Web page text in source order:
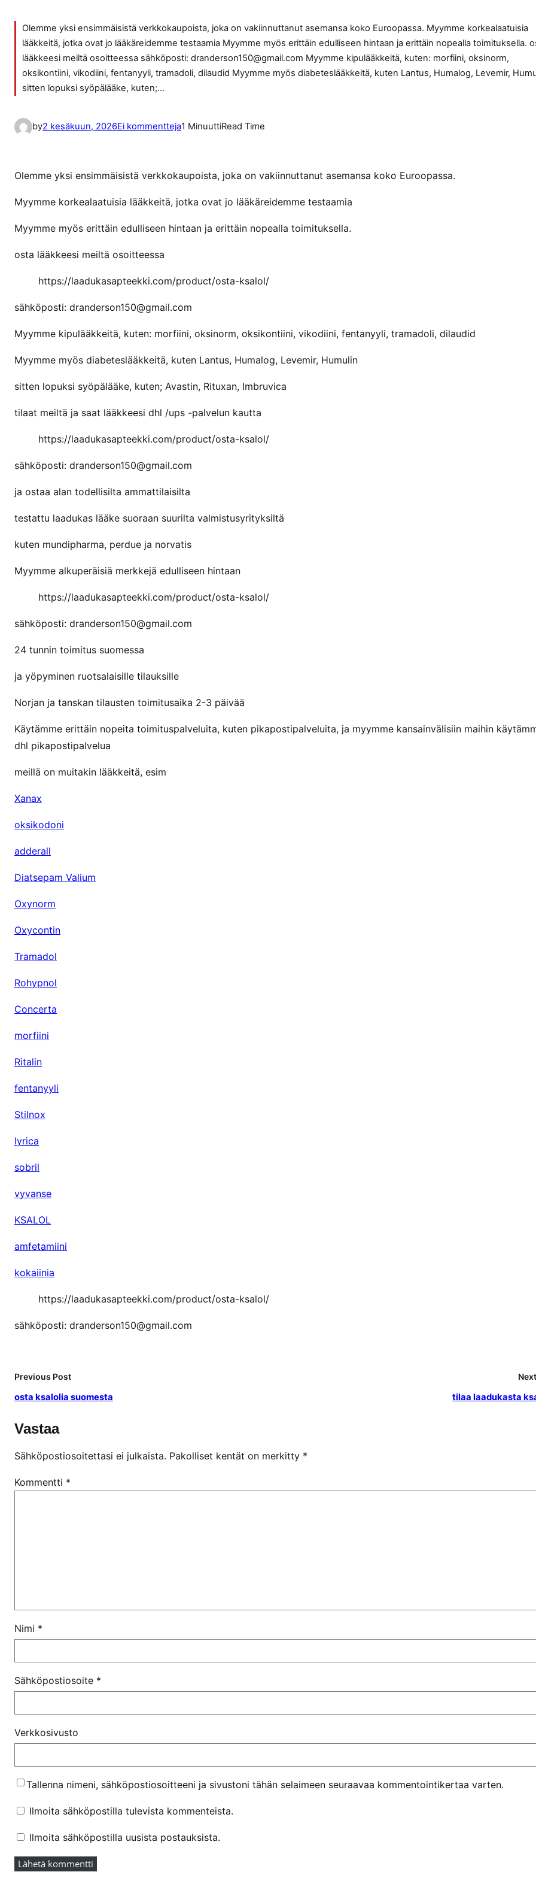
Olemme yksi ensimmäisistä verkkokaupoista, joka on vakiinnuttanut asemansa koko Euroopassa. Myymme korkealaatuisia
lääkkeitä, jotka ovat jo lääkäreidemme testaamia Myymme myös erittäin edulliseen hintaan ja erittäin nopealla toimituksella.
lääkkeesi meiltä osoitteessa sähköposti: dranderson150@gmail.com Myymme kipulääkkeitä, kuten: morfiini, oksinorm,
oksikontiini, vikodiini, fentanyyli, tramadoli, dilaudid Myymme myös diabeteslääkkeitä, kuten Lantus, Humalog, Levemir,
sitten lopuksi syöpälääke, kuten;…
by2 kesäkuun, 2026Ei kommenttejaa
k
l
s
a
s
o
i
v
k
s
a
1 MinuuttiRead Time
Olemme yksi ensimmäisistä verkkokaupoista, joka on vakiinnuttanut asemansa koko Euroopassa.
Myymme korkealaatuisia lääkkeitä, jotka ovat jo lääkäreidemme testaamia
Myymme myös erittäin edulliseen hintaan ja erittäin nopealla toimituksella.
osta lääkkeesi meiltä osoitteessa
https://laadukasapteekki.com/product/osta-ksalol/
sähköposti: dranderson150@gmail.com
Myymme kipulääkkeitä, kuten: morfiini, oksinorm, oksikontiini, vikodiini, fentanyyli, tramadoli, dilaudid
Myymme myös diabeteslääkkeitä, kuten Lantus, Humalog, Levemir, Humulin
sitten lopuksi syöpälääke, kuten; Avastin, Rituxan, Imbruvica
tilaat meiltä ja saat lääkkeesi dhl /ups -palvelun kautta
https://laadukasapteekki.com/product/osta-ksalol/
sähköposti: dranderson150@gmail.com
ja ostaa alan todellisilta ammattilaisilta
testattu laadukas lääke suoraan suurilta valmistusyrityksiltä
kuten mundipharma, perdue ja norvatis
Myymme alkuperäisiä merkkejä edulliseen hintaan
https://laadukasapteekki.com/product/osta-ksalol/
sähköposti: dranderson150@gmail.com
24 tunnin toimitus suomessa
ja yöpyminen ruotsalaisille tilauksille
Norjan ja tanskan tilausten toimitusaika 2-3 päivää
Käytämme erittäin nopeita toimituspalveluita, kuten pikapostipalveluita, ja myymme kansainvälisiin maihin
dhl pikapostipalvelua
meillä on muitakin lääkkeitä, esim
Xanax
oksikodoni
adderall
Diatsepam Valium
Oxynorm
Oxycontin
Tramadol
Rohypnol
Concerta
morfiini
Ritalin
fentanyyli
Stilnox
lyrica
sobril
vyvanse
KSALOL
amfetamiini
kokaiinia
https://laadukasapteekki.com/product/osta-ksalol/
sähköposti: dranderson150@gmail.com
Previous Post
osta ksalolia suomesta tilaa laadukasta
Vastaa
Sähköpostiosoitettasi ei julkaista. Pakolliset kentät on merkitty *
Kommentti *
Nimi *
Sähköpostiosoite *
Verkkosivusto
Tallenna nimeni, sähköpostiosoitteeni ja sivustoni tähän selaimeen seuraavaa kommentointikertaa varten.
Ilmoita sähköpostilla tulevista kommenteista.
Ilmoita sähköpostilla uusista postauksista.